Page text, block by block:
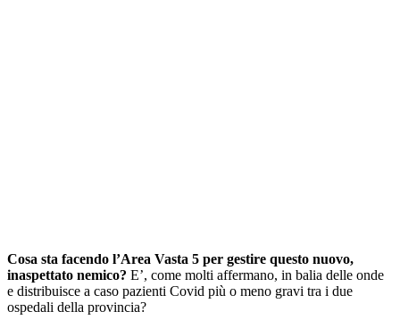
Cosa sta facendo l’Area Vasta 5 per gestire questo nuovo,
inaspettato nemico? E’, come molti affermano, in balia delle onde
e distribuisce a caso pazienti Covid più o meno gravi tra i due
ospedali della provincia?